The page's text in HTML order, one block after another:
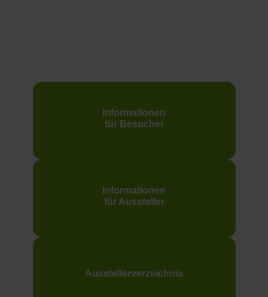
Informationen
für Besucher
Informationen
für Aussteller
Ausstellerverzeichnis